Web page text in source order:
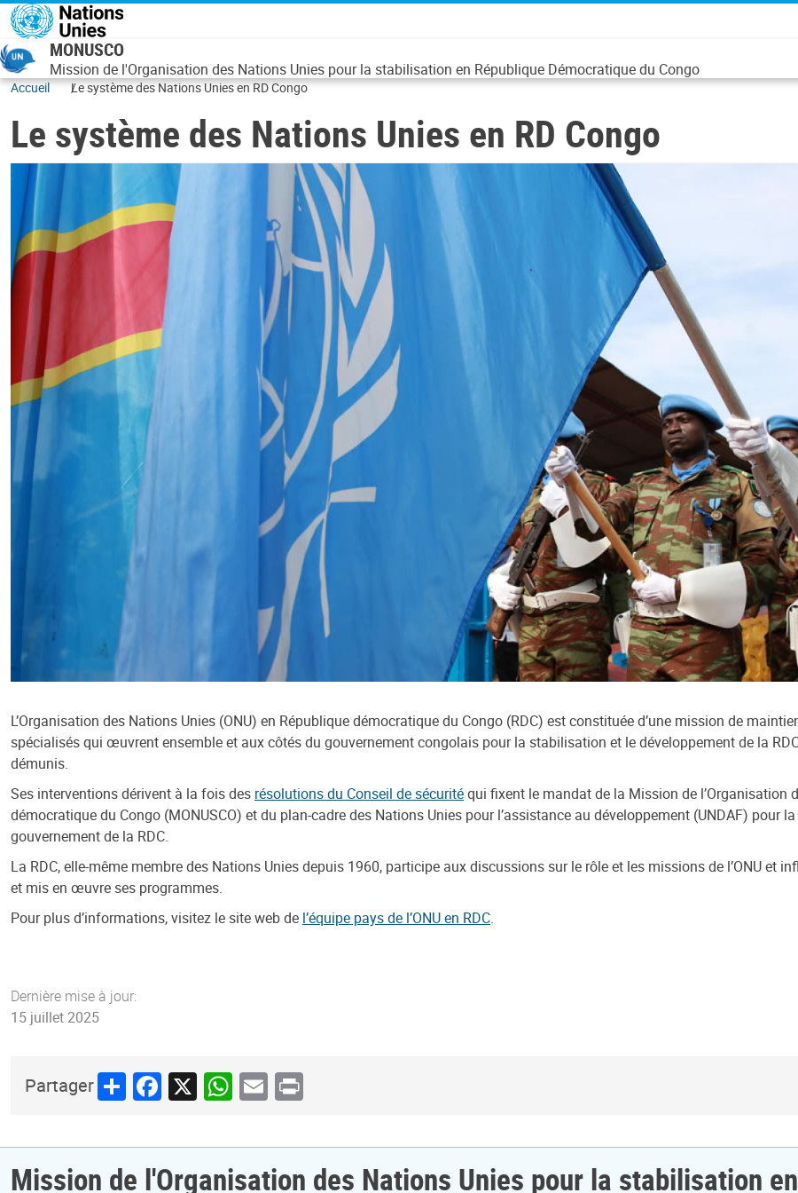
Aller au contenu principal
MONUSCO
Mission de l'Organisation des Nations Unies pour la stabilisation en République Démocratique du Congo
Accueil Le système des Nations Unies en RD Congo
Le système des Nations Unies en RD Congo
L’Organisation des Nations Unies (ONU) en République démocratique du Congo (RDC) est constituée d’une mission de
spécialisés qui œuvrent ensemble et aux côtés du gouvernement congolais pour la stabilisation et le développement de la
démunis.
Ses interventions dérivent à la fois des résolutions du Conseil de sécuritéqui fixent le mandat de la Mission de
démocratique du Congo (MONUSCO) et du plan-cadre des Nations Unies pour l’assistance au développement (UNDAF) pour
gouvernement de la RDC.
La RDC, elle-même membre des Nations Unies depuis 1960, participe aux discussions sur le rôle et les missions de l’ONU et
et mis en œuvre ses programmes.
Pour plus d’informations, visitez le site web de l’équipe pays de l’ONU en RDC.
Dernière mise à jour:
15 juillet 2025
PartagerShareFacebook
X WhatsApp
Email
Print
Mission de l'Organisation des Nations Unies pour la stabilisation